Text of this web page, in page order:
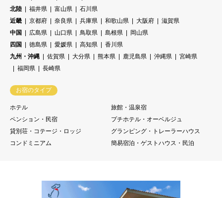
北陸
福井県 富山県
石川県
近畿
京都府 奈良県 兵庫県 和歌山県 大阪府
滋賀県
中国
広島県 山口県 鳥取県 島根県
岡山県
四国
徳島県 愛媛県 高知県
香川県
九州・沖縄
佐賀県 大分県 熊本県 鹿児島県 沖縄県
宮崎県
福岡県
長崎県
お宿のタイプ
ホテル
旅館・温泉宿
ペンション・民宿
プチホテル・オーベルジュ
貸別荘・コテージ・ロッジ
グランピング・トレーラーハウス
コンドミニアム
簡易宿泊・ゲストハウス・民泊